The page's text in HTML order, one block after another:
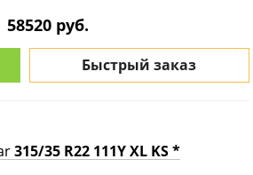
58520 руб.
Быстрый заказ
315/35 R22 111Y XL KS *